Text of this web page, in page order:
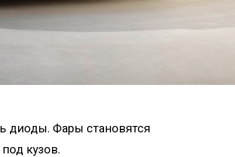
диоды. Фары становятся
кузов.